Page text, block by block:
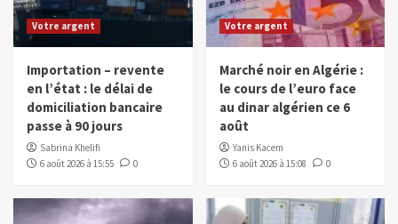
Votre argent
Importation – revente
en l’état : le délai de
domiciliation bancaire
passe à 90 jours
Sabrina Khelifi
6 août 2026 à 15:55
0
Votre argent
Marché noir en Algérie :
le cours de l’euro face
au dinar algérien ce 6
août
Yanis Kacem
6 août 2026 à 15:08
0